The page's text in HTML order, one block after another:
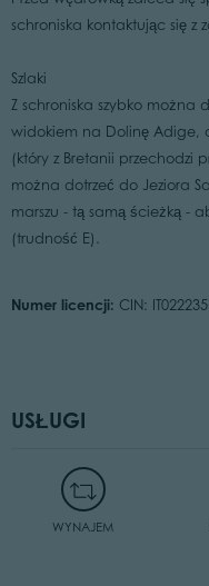
schroniska kontaktując się z
Szlaki
Z schroniska szybko można
widokiem na Dolinę Adige,
(który z Bretanii przechodzi
można dotrzeć do Jeziora
marszu - tą samą ścieżką -
(trudność E).
Numer licencji: CIN:
USŁUGI
WYNAJEM